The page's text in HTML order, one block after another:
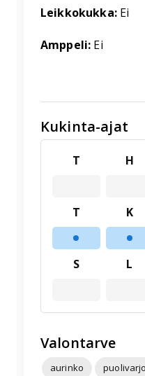
Leikkokukka: Ei
Amppeli: Ei
Kukinta-ajat
T H
T K
S L
Valontarve
aurinko puolivarjo